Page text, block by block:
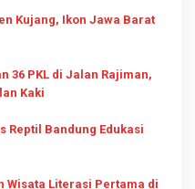
Kujang, Ikon Jawa Barat
36 PKL di Jalan Rajiman,
Kaki
Reptil Bandung Edukasi
Wisata Literasi Pertama di